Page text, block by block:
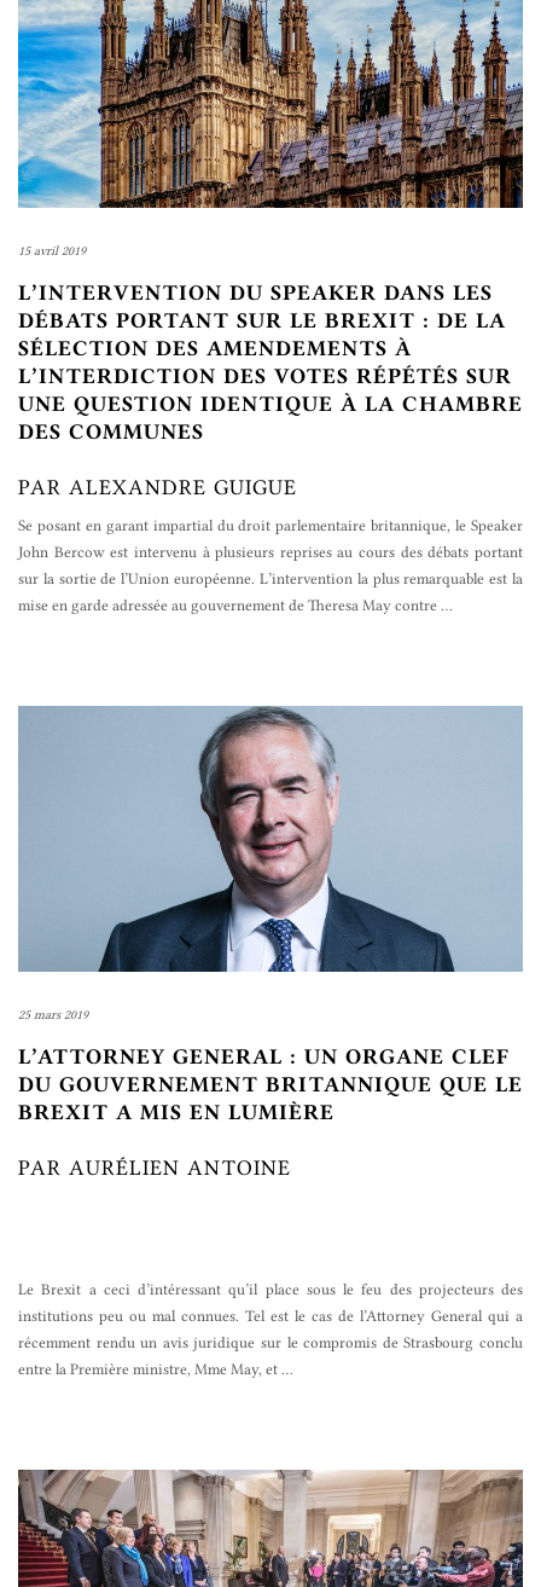
15 avril 2019
L’INTERVENTION DU SPEAKER DANS LES
DÉBATS PORTANT SUR LE BREXIT : DE LA
SÉLECTION DES AMENDEMENTS À
L’INTERDICTION DES VOTES RÉPÉTÉS SUR
UNE QUESTION IDENTIQUE À LA CHAMBRE
DES COMMUNES
PAR ALEXANDRE GUIGUE
Se posant en garant impartial du droit parlementaire britannique, le Speaker
John Bercow est intervenu à plusieurs reprises au cours des débats portant
sur la sortie de l’Union européenne. L’intervention la plus remarquable est la
mise en garde adressée au gouvernement de Theresa May contre …
25 mars 2019
L’ATTORNEY GENERAL : UN ORGANE CLEF
DU GOUVERNEMENT BRITANNIQUE QUE LE
BREXIT A MIS EN LUMIÈRE
PAR AURÉLIEN ANTOINE
Le Brexit a ceci d’intéressant qu’il place sous le feu des projecteurs des
institutions peu ou mal connues. Tel est le cas de l’Attorney General qui a
récemment rendu un avis juridique sur le compromis de Strasbourg conclu
entre la Première ministre, Mme May, et …